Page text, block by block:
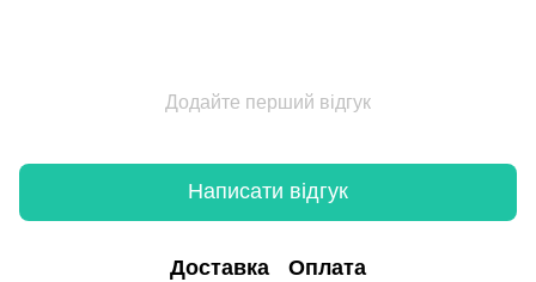
Додайте перший відгук
Написати відгук
Доставка Оплата